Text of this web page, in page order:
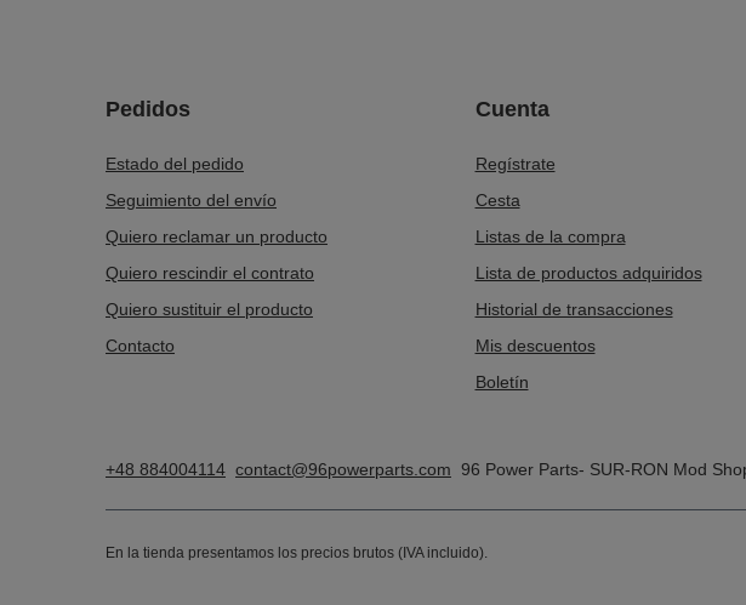
Pedidos
Estado del pedido
Seguimiento del envío
Quiero reclamar un producto
Quiero rescindir el contrato
Quiero sustituir el producto
Contacto
Cuenta
Regístrate
Cesta
Listas de la compra
Lista de productos adquiridos
Historial de transacciones
Mis descuentos
Boletín
+48 884004114 contact@96powerparts.com 96 Power Parts- SUR-RON Mod
En la tienda presentamos los precios brutos (IVA incluido).